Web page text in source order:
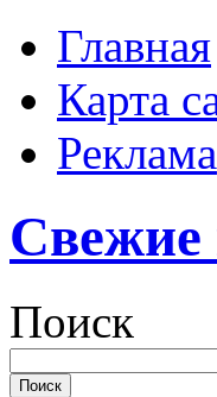
Главная
Карта
Реклама
Свежие
Поиск